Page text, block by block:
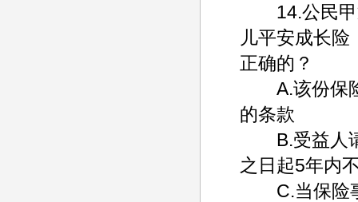
14.公民甲
儿平安成长
正确的？
A.该份保险
的条款
B.受益人请
之日起5年内
C.当保险事